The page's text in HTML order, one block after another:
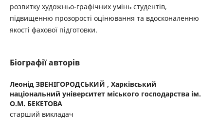
розвитку художньо-графічних умінь студентів,
підвищенню прозорості оцінювання та вдосконаленню
якості фахової підготовки.
Біографії авторів
Леонід ЗВЕНІГОРОДСЬКИЙ , Харківський
національний університет міського господарства ім.
О.М. БЕКЕТОВА
старший викладач